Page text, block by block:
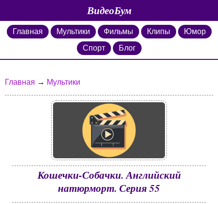
ВидеоБум
Главная Мультики Фильмы Клипы
Юмор
Спорт
Блог
Главная → Мультики
Кошечки-Собачки. Английский
натюрморт. Серия 55